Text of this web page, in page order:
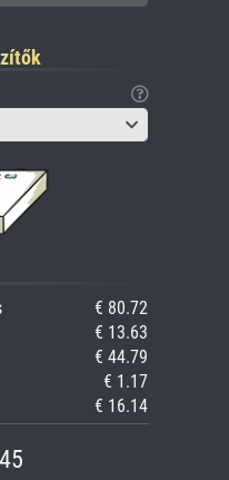
€ 80.72
€ 13.63
€ 44.79
€ 1.17
€ 16.14